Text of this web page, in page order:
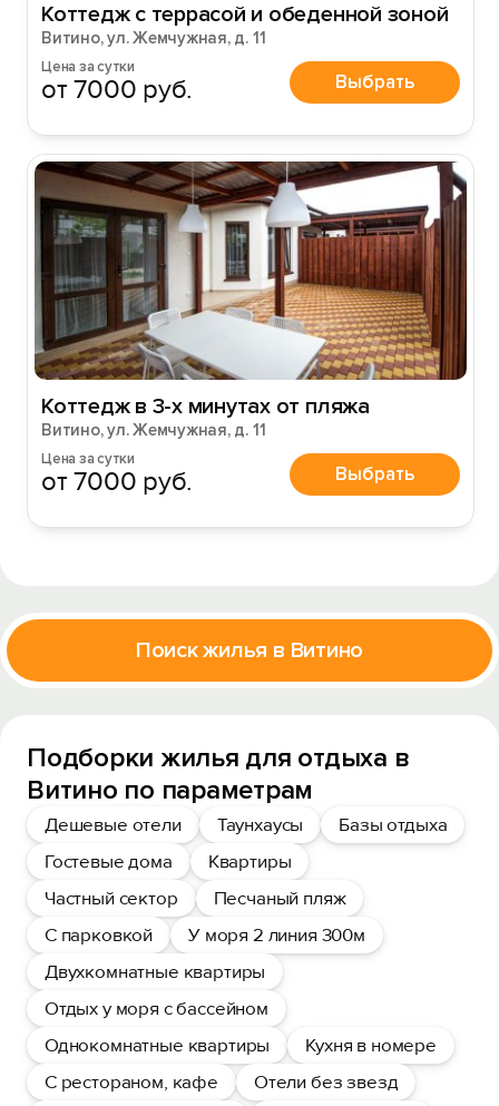
Коттедж с террасой и обеденной зоной
Витино, ул. Жемчужная, д. 11
Цена за сутки
от 7000 руб. Выбрать
Коттедж в 3-х минутах от пляжа
Витино, ул. Жемчужная, д. 11
Цена за сутки
от 7000 руб. Выбрать
Поиск жилья в Витино
Подборки жилья для отдыха в
Витино по параметрам
Дешевые отели Таунхаусы
Базы отдыха
Гостевые дома
Квартиры
Частный сектор
Песчаный пляж
С парковкой
У моря 2 линия 300м
Двухкомнатные квартиры
Отдых у моря с бассейном
Однокомнатные квартиры
Кухня в номере
С рестораном, кафе
Отели без звезд